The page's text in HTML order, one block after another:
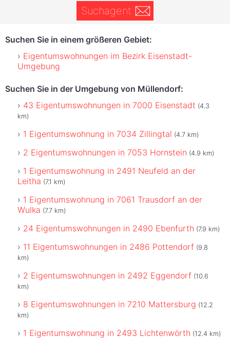
Suchagent
Suchen Sie in einem größeren Gebiet:
Eigentumswohnungen im Bezirk Eisenstadt-
Umgebung
Suchen Sie in der Umgebung von Müllendorf:
43 Eigentumswohnungen in 7000 Eisenstadt (4.3
km)
1 Eigentumswohnung in 7034 Zillingtal (4.7 km)
2 Eigentumswohnungen in 7053 Hornstein (4.9 km)
1 Eigentumswohnung in 2491 Neufeld an der
Leitha (7.1 km)
1 Eigentumswohnung in 7061 Trausdorf an der
Wulka (7.7 km)
24 Eigentumswohnungen in 2490 Ebenfurth (7.9 km)
11 Eigentumswohnungen in 2486 Pottendorf (9.8
km)
2 Eigentumswohnungen in 2492 Eggendorf (10.6
km)
8 Eigentumswohnungen in 7210 Mattersburg (12.2
km)
1 Eigentumswohnung in 2493 Lichtenwörth (12.4 km)